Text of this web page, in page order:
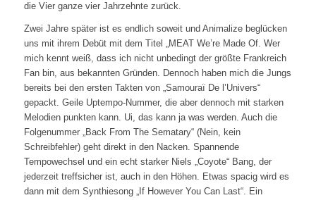
die Vier ganze vier Jahrzehnte zurück.
Zwei Jahre später ist es endlich soweit und Animalize beglücken
uns mit ihrem Debüt mit dem Titel „MEAT We’re Made Of. Wer
mich kennt weiß, dass ich nicht unbedingt der größte Frankreich
Fan bin, aus bekannten Gründen. Dennoch haben mich die Jungs
bereits bei den ersten Takten von „Samouraï De l’Univers“
gepackt. Geile Uptempo-Nummer, die aber dennoch mit starken
Melodien punkten kann. Ui, das kann ja was werden. Auch die
Folgenummer „Back From The Sematary“ (Nein, kein
Schreibfehler) geht direkt in den Nacken. Spannende
Tempowechsel und ein echt starker Niels „Coyote“ Bang, der
jederzeit treffsicher ist, auch in den Höhen. Etwas spacig wird es
dann mit dem Synthiesong „If However You Can Last“. Ein